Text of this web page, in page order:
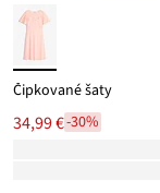
Čipkované šaty
34,99 €-30%